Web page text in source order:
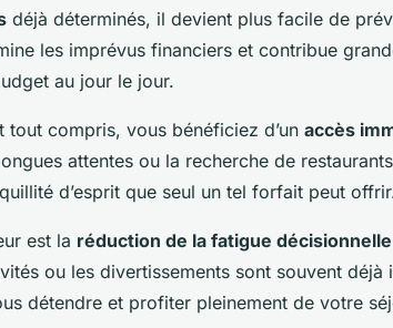
déjà déterminés, il devient plus facile de
les imprévus financiers et contribue
au jour le jour.
tout compris, vous bénéficiez d’un accès
attentes ou la recherche de
d’esprit que seul un tel forfait peut
est la réduction de la fatigue décisionnelle
ou les divertissements sont souvent déjà
détendre et profiter pleinement de votre